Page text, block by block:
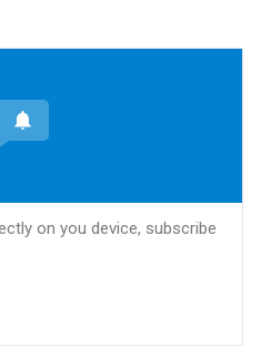
on you device, subscribe